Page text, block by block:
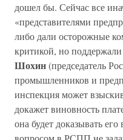
дошел бы. Сейчас все
«представителями
либо дали осторожные
критикой, но
Шохин(председатель
промышленников и
инспекция может
докажет виновность
она будет доказывать